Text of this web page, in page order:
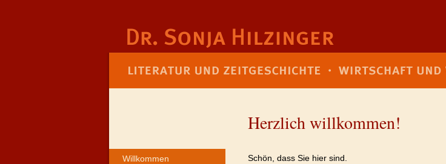
Willkommen
Herzlich willkommen!
Schön, dass Sie hier sind.